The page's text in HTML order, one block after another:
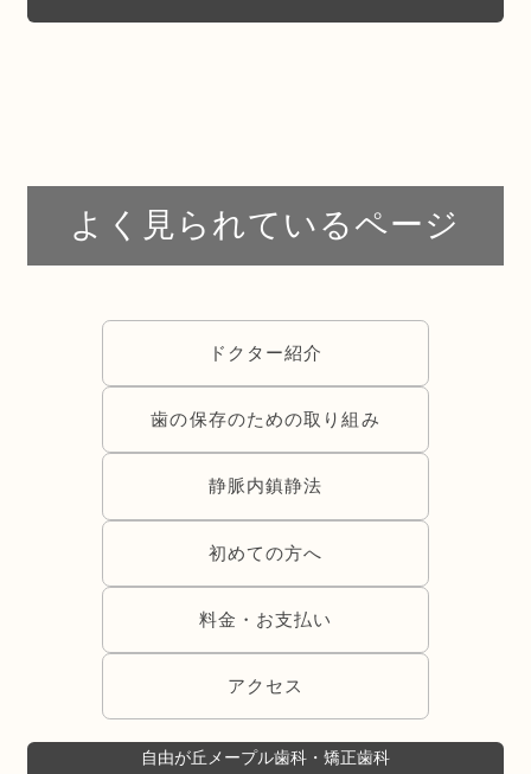
よく見られているページ
ドクター紹介
歯の保存のための取り組み
静脈内鎮静法
初めての方へ
料金・お支払い
アクセス
自由が丘メープル歯科・矯正歯科